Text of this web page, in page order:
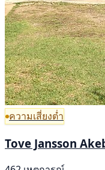
ความเสี่ยงต่ำ
Tove Jansson